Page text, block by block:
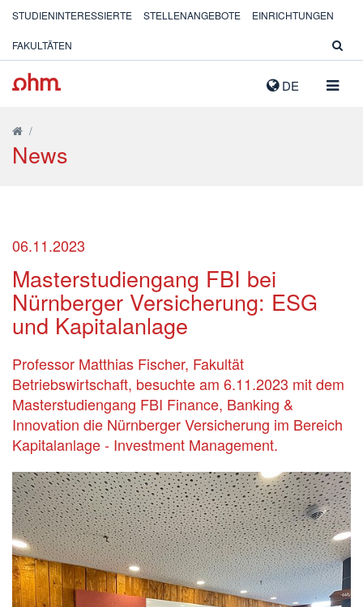
DE
STUDIENINTERESSIERTE STELLENANGEBOTE EINRICHTUNGEN
FAKULTÄTEN
/
News
06.11.2023
Masterstudiengang FBI bei
Nürnberger Versicherung: ESG
und Kapitalanlage
Professor Matthias Fischer, Fakultät
Betriebswirtschaft, besuchte am 6.11.2023 mit dem
Masterstudiengang FBI Finance, Banking &
Innovation die Nürnberger Versicherung im Bereich
Kapitalanlage - Investment Management.